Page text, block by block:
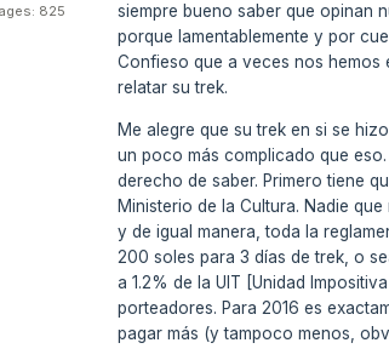
825
siempre bueno saber que opinan
porque lamentablemente y por
Confieso que a veces nos hemos
relatar su trek.
Me alegre que su trek en si se
un poco más complicado que
derecho de saber. Primero tiene
Ministerio de la Cultura. Nadie
y de igual manera, toda la
200 soles para 3 días de trek, o
a 1.2% de la UIT [Unidad
porteadores. Para 2016 es
pagar más (y tampoco menos,